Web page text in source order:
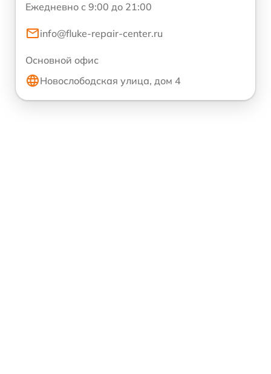
Ежедневно с 9:00 до 21:00
info@fluke-repair-center.ru
Основной офис
Новослободская улица, дом 4